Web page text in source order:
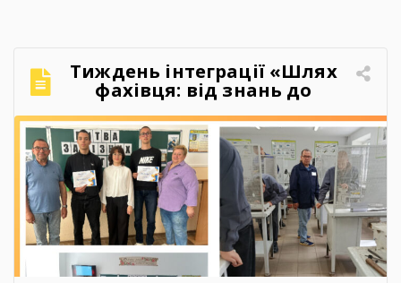
атестаціями, жарти на перервах, спільні
поїздки, фото, меми, історії, які зрозуміють […]
Тиждень інтеграції «Шлях
фахівця: від знань до
впевнених дій»